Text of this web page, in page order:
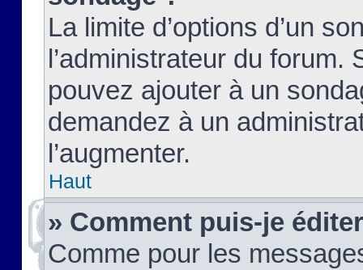
La limite d’options d’un
l’administrateur du forum.
pouvez ajouter à un
demandez à un
l’augmenter.
Haut
» Comment puis-je
Comme pour les